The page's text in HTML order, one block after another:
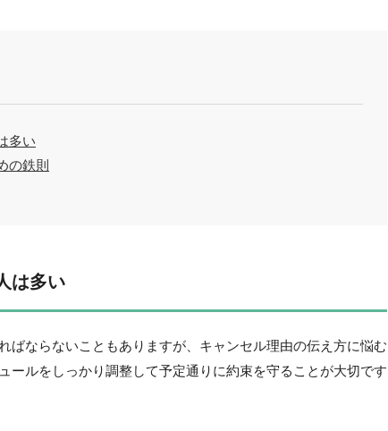
多い
の鉄則
は多い
ばならないこともありますが、キャンセル理由の伝え方に悩む
ールをしっかり調整して予定通りに約束を守ることが大切です